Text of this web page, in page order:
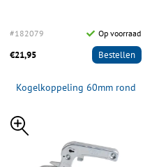
#182079 Op voorraad
€21,95 Bestellen
Kogelkoppeling 60mm rond